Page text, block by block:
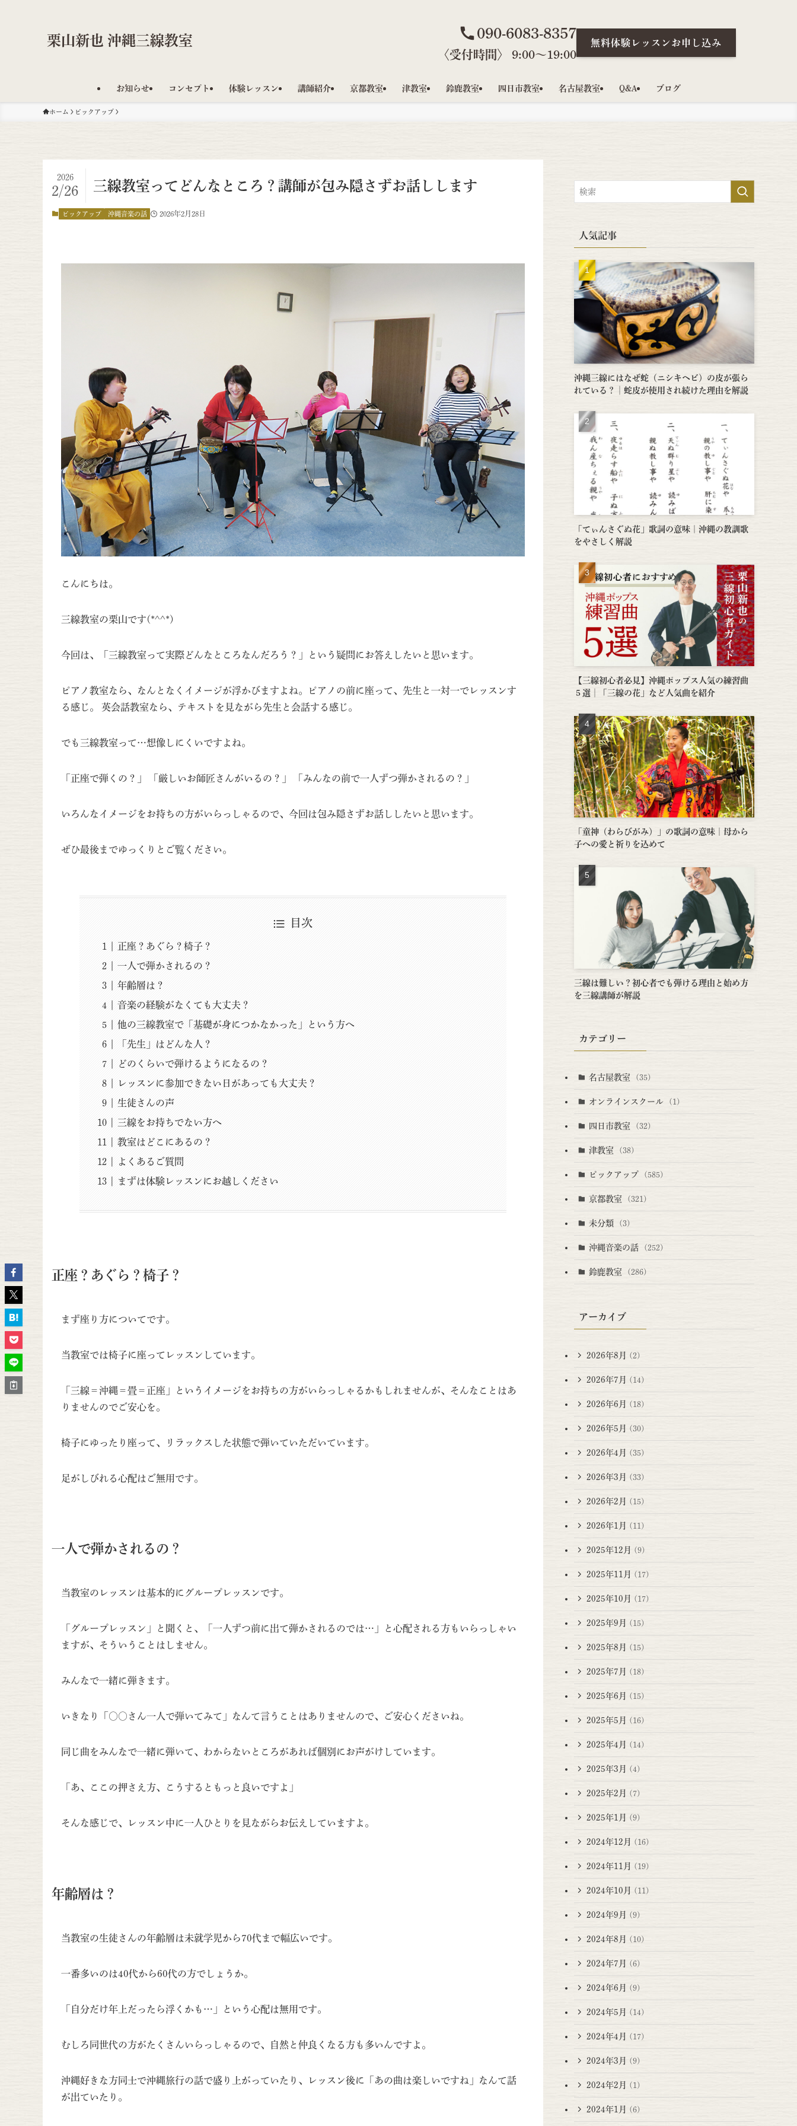
栗山新也 沖縄三線教室
お知らせ コンセプト 体験レッスン 講師紹介 京都教室 津教室 鈴鹿教室 四日市教室 名古屋教室 Q&A ブログ
090-6083-8357
〈受付時間〉 9:00〜19:00
無料体験レッスンお申し込み
ホーム ピックアップ
三線教室ってどんなところ？講師が包み隠さずお話しします
2026
2/26
ピックアップ 沖縄音楽の話 2026年2月28日
こんにちは。
三線教室の栗山です(*^^*)
今回は、「三線教室って実際どんなところなんだろう？」という疑問にお答えしたいと思います。
ピアノ教室なら、なんとなくイメージが浮かびますよね。ピアノの前に座って、先生と一対一でレッスンす
る感じ。 英会話教室なら、テキストを見ながら先生と会話する感じ。
でも三線教室って…想像しにくいですよね。
「正座で弾くの？」 「厳しいお師匠さんがいるの？」 「みんなの前で一人ずつ弾かされるの？」
いろんなイメージをお持ちの方がいらっしゃるので、今回は包み隠さずお話ししたいと思います。
ぜひ最後までゆっくりとご覧ください。
目次
正座？あぐら？椅子？
一人で弾かされるの？
年齢層は？
音楽の経験がなくても大丈夫？
他の三線教室で「基礎が身につかなかった」という方へ
「先生」はどんな人？
どのくらいで弾けるようになるの？
レッスンに参加できない日があっても大丈夫？
生徒さんの声
三線をお持ちでない方へ
教室はどこにあるの？
よくあるご質問
まずは体験レッスンにお越しください
正座？あぐら？椅子？
まず座り方についてです。
当教室では椅子に座ってレッスンしています。
「三線＝沖縄＝畳＝正座」というイメージをお持ちの方がいらっしゃるかもしれませんが、そんなことはあ
りませんのでご安心を。
椅子にゆったり座って、リラックスした状態で弾いていただいています。
足がしびれる心配はご無用です。
一人で弾かされるの？
当教室のレッスンは基本的にグループレッスンです。
「グループレッスン」と聞くと、「一人ずつ前に出て弾かされるのでは…」と心配される方もいらっしゃい
ますが、そういうことはしません。
みんなで一緒に弾きます。
いきなり「〇〇さん一人で弾いてみて」なんて言うことはありませんので、ご安心くださいね。
同じ曲をみんなで一緒に弾いて、わからないところがあれば個別にお声がけしています。
「あ、ここの押さえ方、こうするともっと良いですよ」
そんな感じで、レッスン中に一人ひとりを見ながらお伝えしていますよ。
年齢層は？
当教室の生徒さんの年齢層は未就学児から70代まで幅広いです。
一番多いのは40代から60代の方でしょうか。
「自分だけ年上だったら浮くかも…」という心配は無用です。
むしろ同世代の方がたくさんいらっしゃるので、自然と仲良くなる方も多いんですよ。
沖縄好きな方同士で沖縄旅行の話で盛り上がっていたり、レッスン後に「あの曲は楽しいですね」なんて話
が出ていたり。
人気記事
沖縄三線にはなぜ蛇（ニシキヘビ）の皮が張ら
れている？│蛇皮が使用され続けた理由を解説
「てぃんさぐぬ花」歌詞の意味｜沖縄の教訓歌
をやさしく解説
【三線初心者必見】沖縄ポップス人気の練習曲
５選│「三線の花」など人気曲を紹介
「童神（わらびがみ）」の歌詞の意味｜母から
子への愛と祈りを込めて
三線は難しい？初心者でも弾ける理由と始め方
を三線講師が解説
カテゴリー
名古屋教室 (35)
オンラインスクール (1)
四日市教室 (32)
津教室 (38)
ピックアップ (585)
京都教室 (321)
未分類 (3)
沖縄音楽の話 (252)
鈴鹿教室 (286)
アーカイブ
2026年8月 (2)
2026年7月 (14)
2026年6月 (18)
2026年5月 (30)
2026年4月 (35)
2026年3月 (33)
2026年2月 (15)
2026年1月 (11)
2025年12月 (9)
2025年11月 (17)
2025年10月 (17)
2025年9月 (15)
2025年8月 (15)
2025年7月 (18)
2025年6月 (15)
2025年5月 (16)
2025年4月 (14)
2025年3月 (4)
2025年2月 (7)
2025年1月 (9)
2024年12月 (16)
2024年11月 (19)
2024年10月 (11)
2024年9月 (9)
2024年8月 (10)
2024年7月 (6)
2024年6月 (9)
2024年5月 (14)
2024年4月 (17)
2024年3月 (9)
2024年2月 (1)
2024年1月 (6)